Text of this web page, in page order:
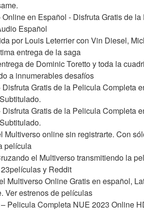
en Español - Disfruta Gratis de
Español
por Louis Leterrier con Vin Diesel,
entrega de la saga
de Dominic Toretto y toda la
a innumerables desafíos
Gratis de la Pelicula Completa
Gratis de la Pelicula Completa
online sin registrarte. Con
película
el Multiverso transmitiendo la
y Reddit
Online Gratis en español,
Ver estrenos de películas
Pelicula Completa NUE 2023 Online